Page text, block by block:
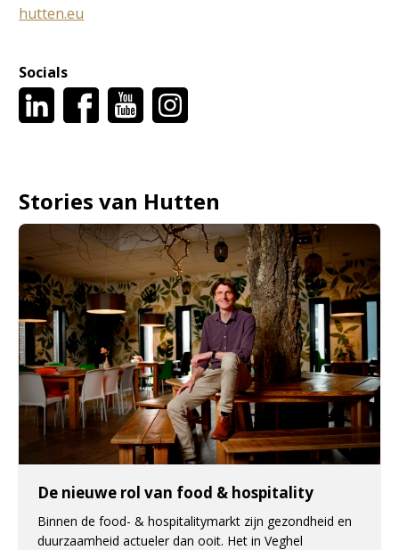
hutten.eu
Socials
Stories van Hutten
De nieuwe rol van food & hospitality
Binnen de food- & hospitalitymarkt zijn gezondheid en
duurzaamheid actueler dan ooit. Het in Veghel